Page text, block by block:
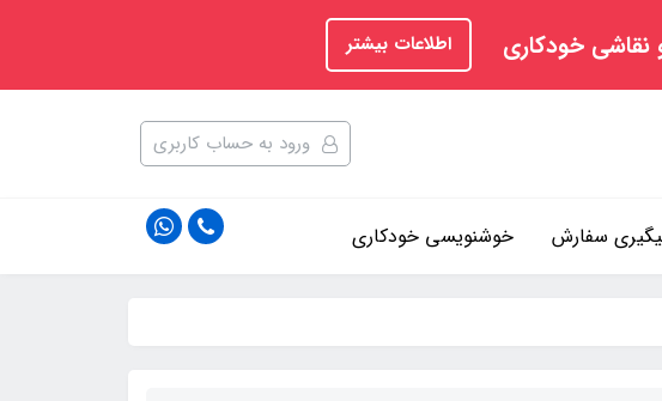
خودکاری اطلاعات بیشتر
ورود به حساب کاربری
سفارش خوشنویسی خودکاری